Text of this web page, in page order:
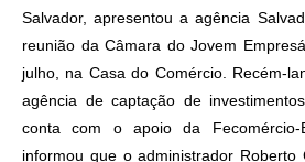
Salvador, apresentou a agência
reunião da Câmara do Jovem
julho, na Casa do Comércio. Recém-
agência de captação de
conta com o apoio da
informou que o administrador Roberto